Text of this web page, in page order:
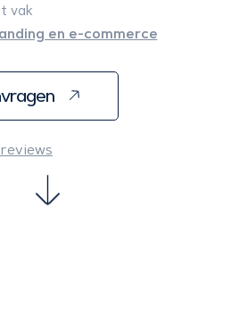
vak
en e-commerce